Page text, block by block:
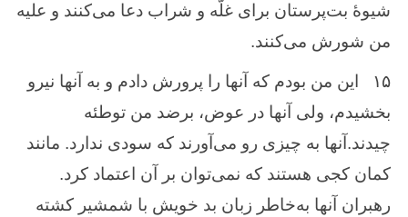
شیوهٔ بت‌پرستان برای غلّه و شراب دعا می‌کنند و علیه
من شورش می‌کنند.
۱۵
این من بودم که آنها را پرورش دادم و به آنها نیرو
بخشیدم، ولی آنها در عوض، برضد من توطئه
چیدند.آنها به چیزی رو می‌آورند که سودی ندارد. مانند
کمان کجی هستند که نمی‌توان بر آن اعتماد کرد.
رهبران آنها به‌خاطر زبان بد خویش با شمشیر کشته